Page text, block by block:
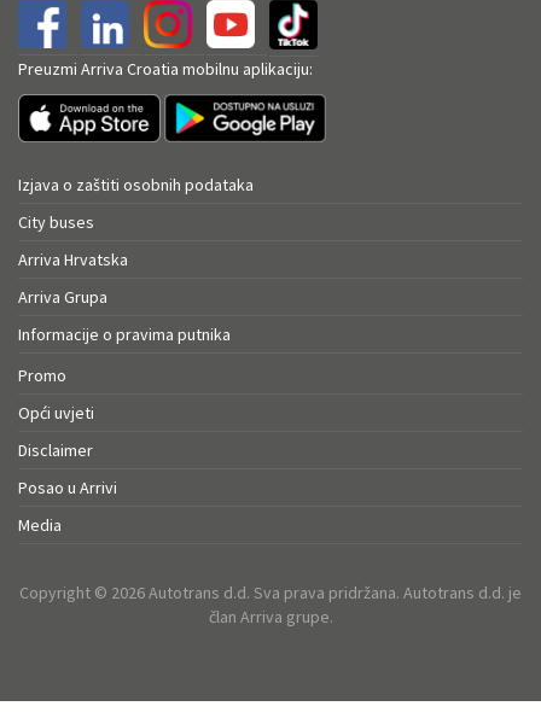
Preuzmi Arriva Croatia mobilnu aplikaciju:
Izjava o zaštiti osobnih podataka
City buses
Arriva Hrvatska
Arriva Grupa
Informacije o pravima putnika
Promo
Opći uvjeti
Disclaimer
Posao u Arrivi
Media
Copyright © 2026 Autotrans d.d. Sva prava pridržana. Autotrans d.d. je
član Arriva grupe.